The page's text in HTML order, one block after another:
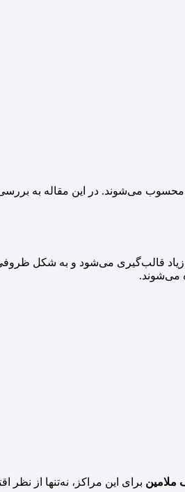
محسوب می‌شوند. در این مقاله به
زیاد قالب‌گیری می‌شود و به شکل
می‌شوند.
ملامین برای این مراکز، نه‌تنها از